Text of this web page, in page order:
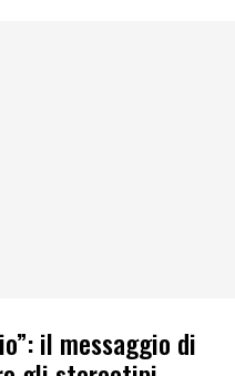
il messaggio di